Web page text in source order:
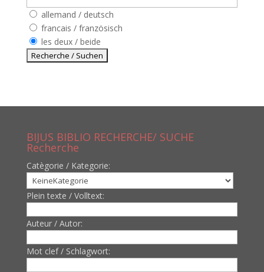
allemand / deutsch
francais / französisch
les deux / beide
BIJUS BIBLIO RECHERCHE/ SUCHE
Recherche
Catègorie / Kategorie:
Plein texte / Volltext:
Auteur / Autor:
Mot clef / Schlagwort: